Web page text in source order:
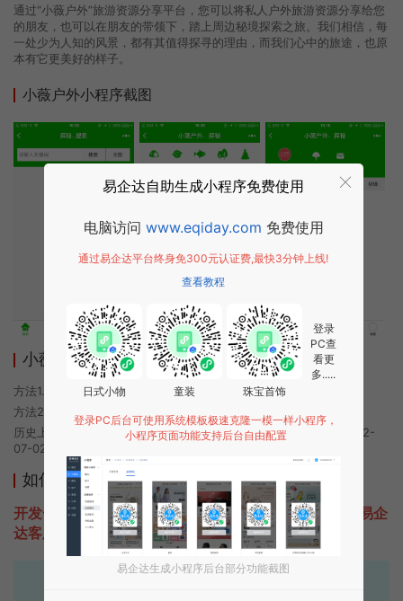
通过“小薇户外”旅游资源分享平台，您可以将私人户外旅游资源分享给您
的朋友，也可以在朋友的带领下，踏上周边秘境探索之旅。我们相信，每
一处少为人知的风景，都有其值得探寻的理由，而我们心中的旅途，也原
本有它更美好的样子。
小薇户外小程序截图
小薇户外小程序使用方法
方法1. 使用微信扫描本页面上方二维码进入小薇户外的小程序
方法2. 在微信中搜索“小薇户外”即可进入小程序
历史上的今时小程序由小薇户外团队开发，易企达小程序商店于2022-
07-02 20:52发布
如何开发类似小薇户外的小程序
开发一款类似小薇户外的小程序不难，只需要咨询本站易企
达客服即可为您定制开发，免费提供报价。
易企达自助生成小程序免费使用
电脑访问 www.eqiday.com 免费使用
通过易企达平台终身免300元认证费,最快3分钟上线!
查看教程
日式小物 童装 珠宝首饰
登录
PC查
看更
多.....
登录PC后台可使用系统模板极速克隆一模一样小程序，
小程序页面功能支持后台自由配置
易企达生成小程序后台部分功能截图